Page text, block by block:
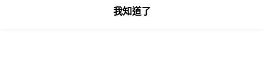
我知道了